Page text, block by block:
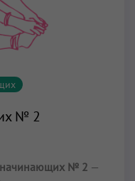
№ 2
начинающих № 2 —